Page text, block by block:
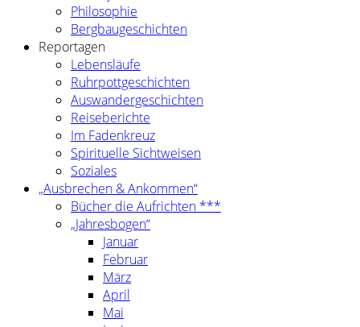
Philosophie
Bergbaugeschichten
Reportagen
Lebensläufe
Ruhrpottgeschichten
Auswandergeschichten
Reiseberichte
Im Fadenkreuz
Spirituelle Sichtweisen
Soziales
„Ausbrechen & Ankommen“
Bücher die Aufrichten ***
„Jahresbogen“
Januar
Februar
März
April
Mai